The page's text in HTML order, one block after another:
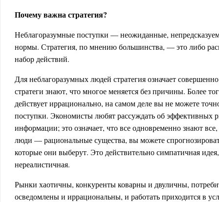
Почему важна стратегия?
Неблагоразумные поступки — неожиданные,
нормы. Стратегия, по мнению большинства, — это либо
набор действий.
Для неблагоразумных людей стратегия означает
стратеги знают, что многое меняется без причины. Более
действует иррационально, на самом деле вы не можете
поступки. Экономисты любят рассуждать об эффективных
информации; это означает, что все одновременно знают
люди — рациональные существа, вы можете
которые они выберут. Это действительно симпатичная
нереалистичная.
Рынки хаотичны, конкуренты коварны и двуличны,
осведомлены и иррациональны, и работать приходится в